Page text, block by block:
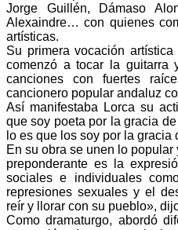
Jorge Guillén, Dámaso
Alexaindre… con quienes
artísticas.
Su primera vocación
comenzó a tocar la guitarra
canciones con fuertes
cancionero popular andaluz
Así manifestaba Lorca su
que soy poeta por la gracia
lo es que los soy por la
En su obra se unen lo
preponderante es la
sociales e individuales
represiones sexuales y el
reír y llorar con su pueblo»,
Como dramaturgo, abordó